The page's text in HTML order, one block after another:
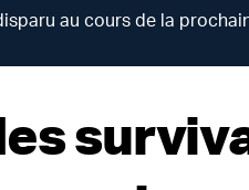
au cours de la